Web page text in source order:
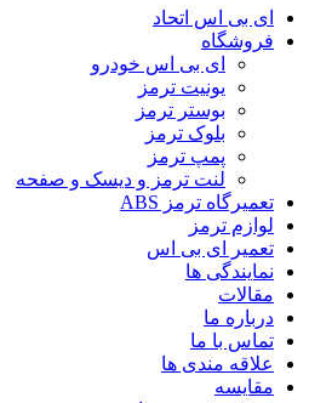
ای بی اس اتحاد
فروشگاه
ای بی اس خودرو
یونیت ترمز
بوستر ترمز
بلوک ترمز
پمپ ترمز
لنت ترمز و دیسک و صفحه
تعمیرگاه ترمز ABS
لوازم ترمز
تعمیر ای بی اس
نمایندگی ها
مقالات
درباره ما
تماس با ما
علاقه مندی ها
مقایسه